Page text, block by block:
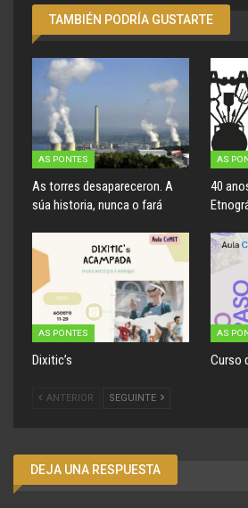
TAMBIÉN PODRÍA GUSTARTE
AS PONTES
As torres desapareceron. A
súa historia, nunca o fará
AS
40
AS PONTES
Dixitic’s
AS
Curso
ANTERIOR SEGUINTE
DEJA UNA RESPUESTA